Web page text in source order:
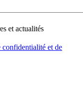
et actualités
confidentialité et de